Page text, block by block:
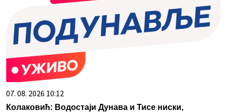
07. 08. 2026 10:12
Колаковић: Водостаји Дунава и Тисе ниски,